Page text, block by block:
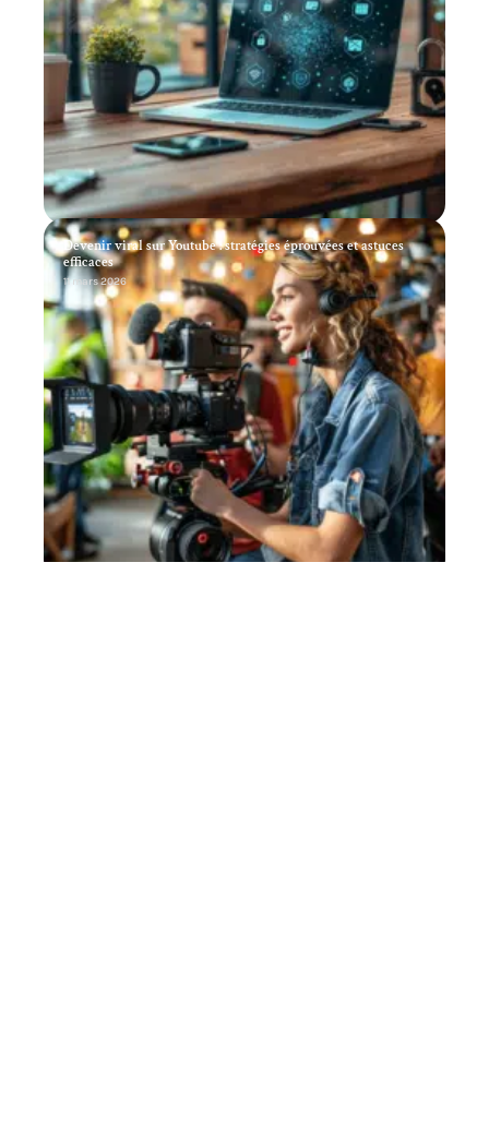
Devenir viral sur Youtube : stratégies éprouvées et astuces
efficaces
11 mars 2026